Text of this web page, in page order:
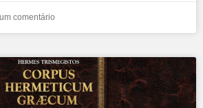
comentário